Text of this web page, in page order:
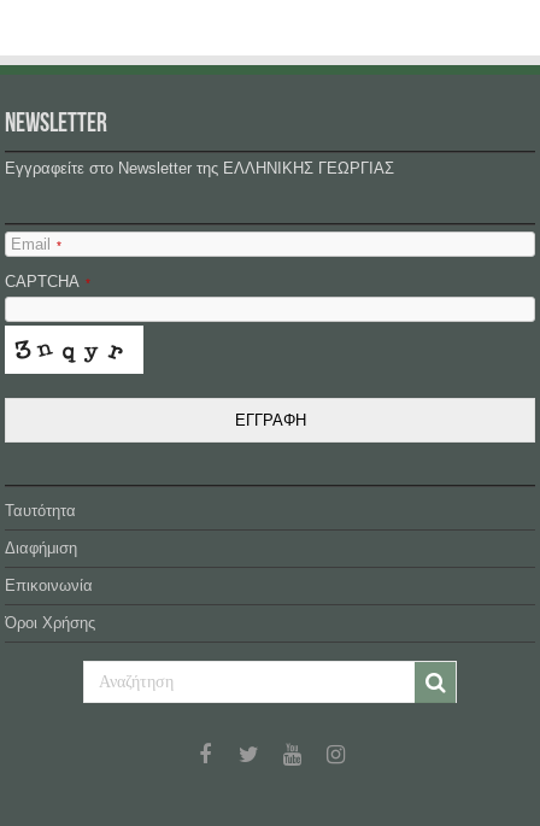
NEWSLETTER
Εγγραφείτε στο Newsletter της ΕΛΛΗΝΙΚΗΣ ΓΕΩΡΓΙΑΣ
Email *
CAPTCHA *
ΕΓΓΡΑΦΗ
Ταυτότητα
Διαφήμιση
Επικοινωνία
Όροι Χρήσης